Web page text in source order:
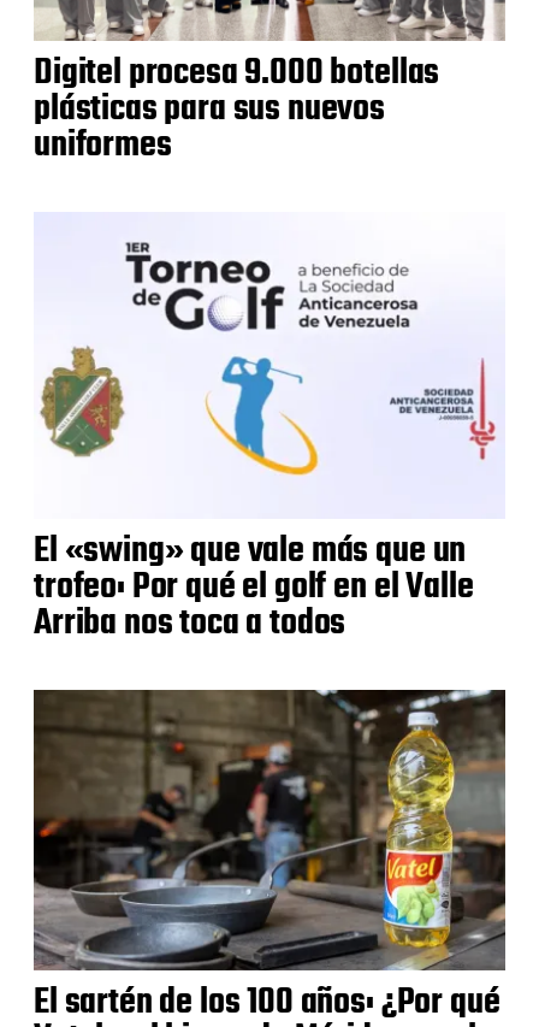
Digitel procesa 9.000 botellas
plásticas para sus nuevos
uniformes
El «swing» que vale más que un
trofeo: Por qué el golf en el Valle
Arriba nos toca a todos
El sartén de los 100 años: ¿Por qué